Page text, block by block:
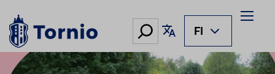
sisältöön
Hae Käännä sivu
FI